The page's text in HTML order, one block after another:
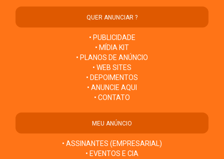
QUER ANUNCIAR ?
• PUBLICIDADE
• MÍDIA KIT
• PLANOS DE ANÚNCIO
• WEB SITES
• DEPOIMENTOS
• ANUNCIE AQUI
• CONTATO
MEU ANÚNCIO
• ASSINANTES (EMPRESARIAL)
• EVENTOS E CIA